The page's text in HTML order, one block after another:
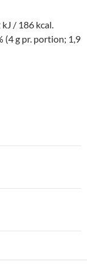
kJ / 186 kcal.
(4 g pr. portion; 1,9